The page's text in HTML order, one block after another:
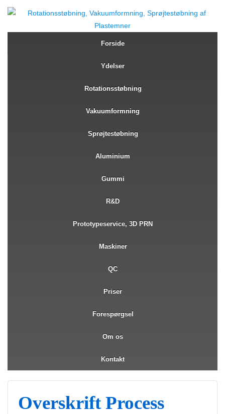
Forside
Ydelser
Rotationsstøbning
Vakuumformning
Sprøjtestøbning
Aluminium
Gummi
R&D
Prototypeservice, 3D PRN
Maskiner
QC
Priser
Forespørgsel
Om os
Kontakt
Overskrift Process